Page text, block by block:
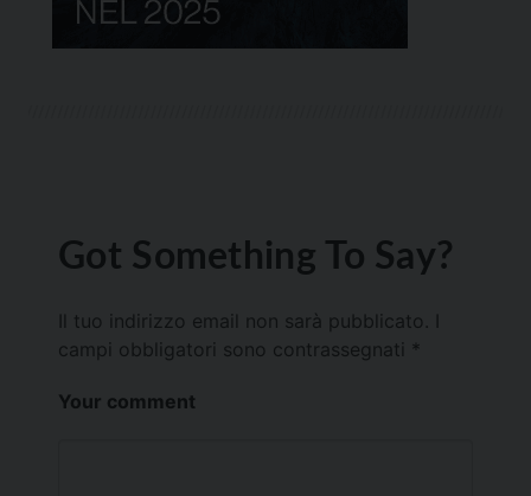
Got Something To Say?
Il tuo indirizzo email non sarà pubblicato.
campi obbligatori sono contrassegnati *
Your comment